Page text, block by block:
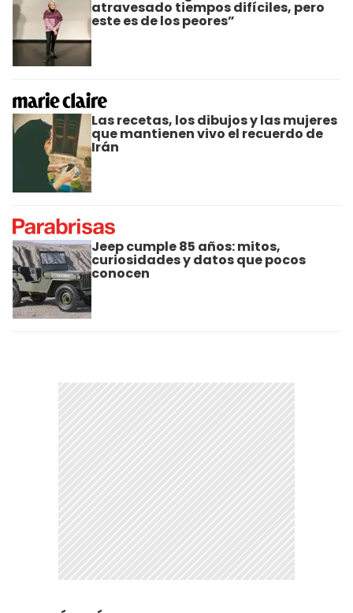
atravesado tiempos difíciles, pero
este es de los peores”
Las recetas, los dibujos y las mujeres
que mantienen vivo el recuerdo de
Irán
Jeep cumple 85 años: mitos,
curiosidades y datos que pocos
conocen